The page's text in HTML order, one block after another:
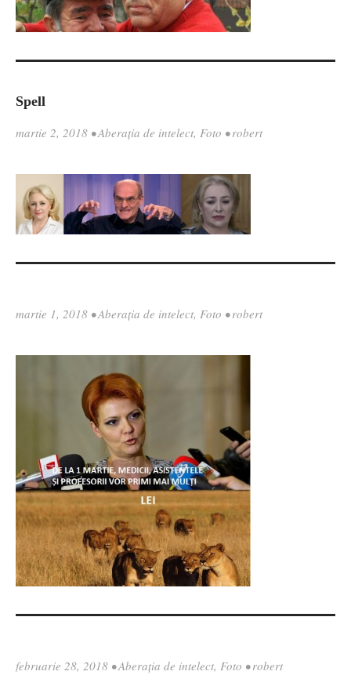
Spell
martie 2, 2018 •Aberația de intelect, Foto •robert
martie 1, 2018 •Aberația de intelect, Foto •robert
februarie 28, 2018 •Aberația de intelect, Foto •robert